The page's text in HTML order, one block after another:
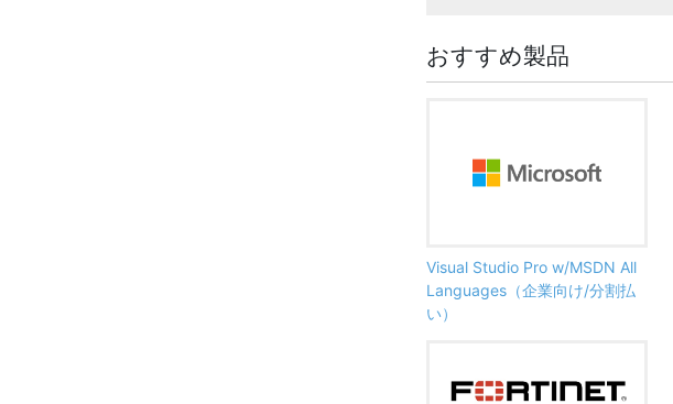
おすすめ製品
Visual Studio Pro w/MSDN All
Languages（企業向け/分割払
い）